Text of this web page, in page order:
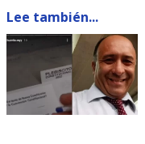
Lee también...